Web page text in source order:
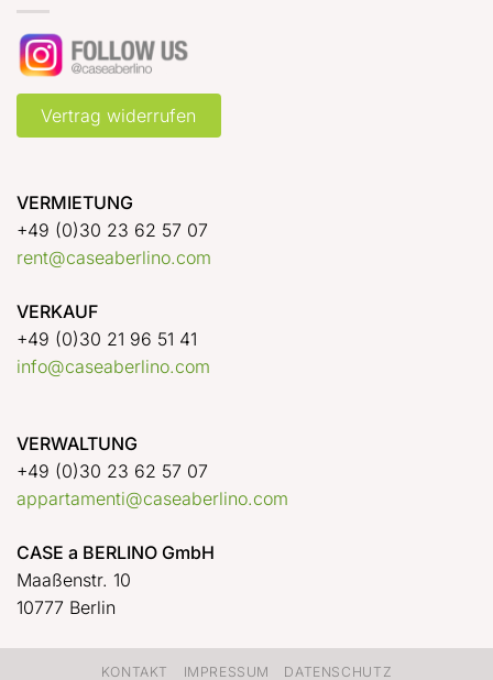
Vertrag widerrufen
VERMIETUNG
+49 (0)30 23 62 57 07
rent@caseaberlino.com
VERKAUF
+49 (0)30 21 96 51 41
info@caseaberlino.com
VERWALTUNG
+49 (0)30 23 62 57 07
appartamenti@caseaberlino.com
CASE a BERLINO GmbH
Maaßenstr. 10
10777 Berlin
KONTAKT IMPRESSUM DATENSCHUTZ